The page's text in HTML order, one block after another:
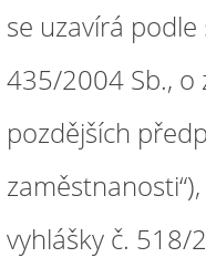
se uzavírá
435/2004 Sb., o
pozdějších
vyhlášky č. 518/